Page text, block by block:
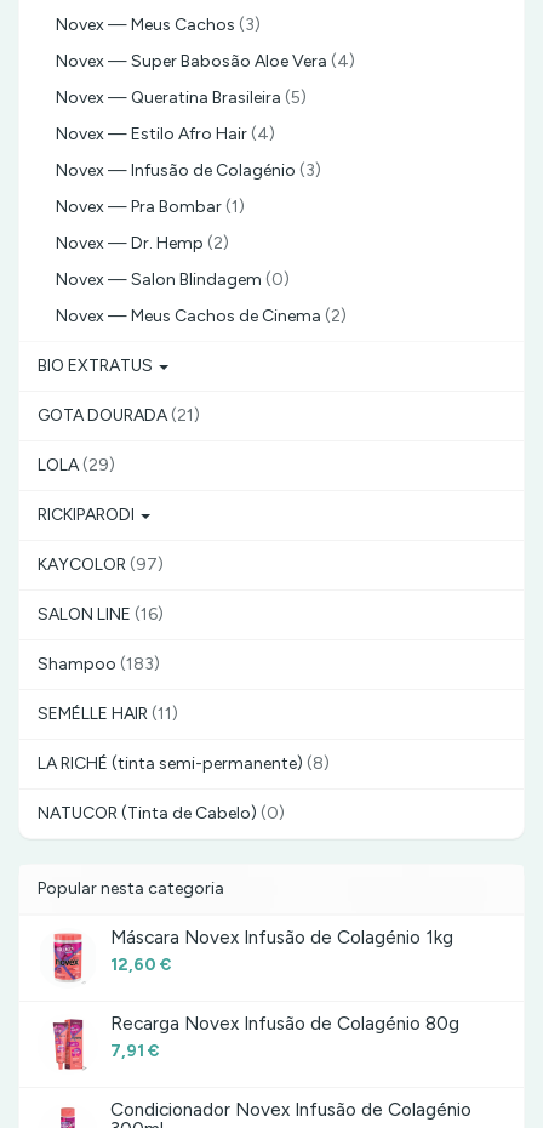
Novex — Meus Cachos (3)
Novex — Super Babosão Aloe Vera (4)
Novex — Queratina Brasileira (5)
Novex — Estilo Afro Hair (4)
Novex — Infusão de Colagénio (3)
Novex — Pra Bombar (1)
Novex — Dr. Hemp (2)
Novex — Salon Blindagem (0)
Novex — Meus Cachos de Cinema (2)
BIO EXTRATUS
GOTA DOURADA(21)
LOLA(29)
RICKIPARODI
KAYCOLOR (97)
SALON LINE (16)
Shampoo (183)
SEMÉLLE HAIR (11)
LA RICHÉ (tinta semi-permanente) (8)
NATUCOR (Tinta de Cabelo) (0)
Popular nesta categoria
Máscara Novex Infusão de Colagénio 1kg
12,60 €
Recarga Novex Infusão de Colagénio 80g
7,91 €
Condicionador Novex Infusão de Colagénio